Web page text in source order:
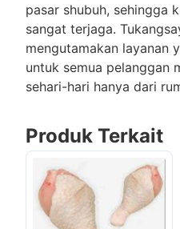
pasar shubuh, sehingga
sangat terjaga.
mengutamakan layanan
untuk semua pelanggan
sehari-hari hanya dari
Produk Terkait